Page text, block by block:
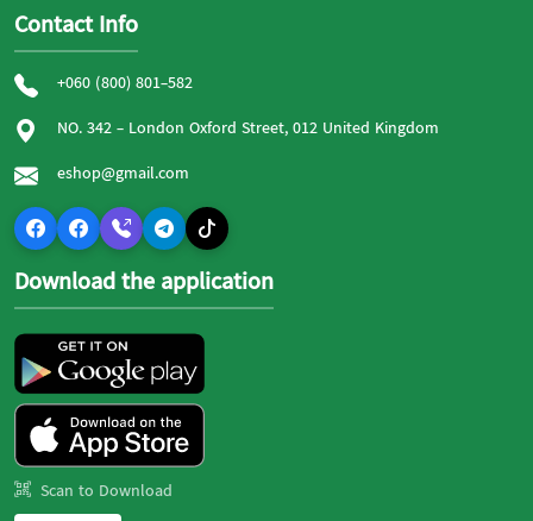
Contact Info
+060 (800) 801-582
NO. 342 - London Oxford Street, 012 United Kingdom
eshop@gmail.com
Download the application
Scan to Download